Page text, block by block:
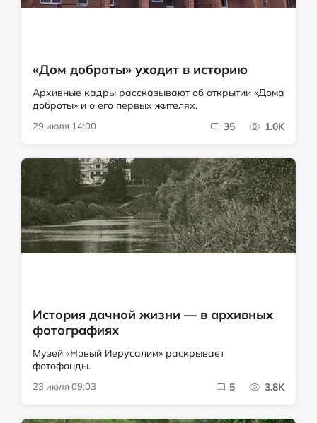
«Дом доброты» уходит в историю
Архивные кадры рассказывают об открытии «Дома
доброты» и о его первых жителях.
29 июля 14:00 35 1.0K
История дачной жизни — в архивных
фотографиях
Музей «Новый Иерусалим» раскрывает
фотофонды.
23 июля 09:03 5 3.8K